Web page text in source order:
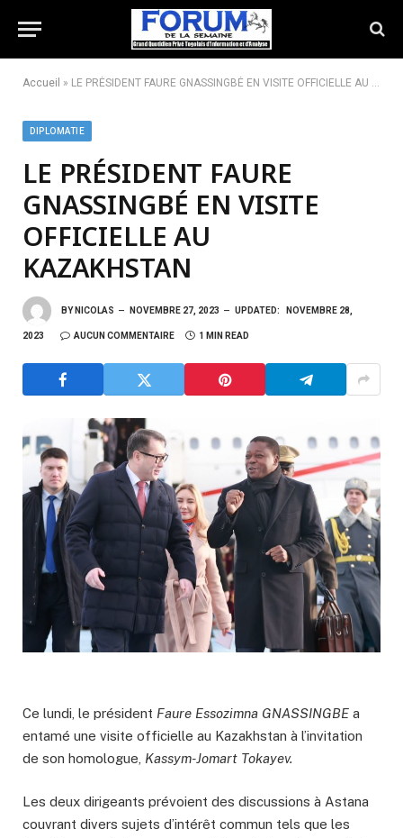
Accueil » LE PRÉSIDENT FAURE GNASSINGBÉ EN VISITE OFFICIELLE AU KAZAKHSTAN
DIPLOMATIE
LE PRÉSIDENT FAURE
GNASSINGBÉ EN VISITE
OFFICIELLE AU
KAZAKHSTAN
BY NICOLAS NOVEMBRE 27, 2023 UPDATED: NOVEMBRE 28,
2023 AUCUN COMMENTAIRE 1 MIN READ
Ce lundi, le président Faure Essozimna GNASSINGBE a
entamé une visite officielle au Kazakhstan à l’invitation
de son homologue, Kassym-Jomart Tokayev.
Les deux dirigeants prévoient des discussions à Astana
couvrant divers sujets d’intérêt commun tels que les